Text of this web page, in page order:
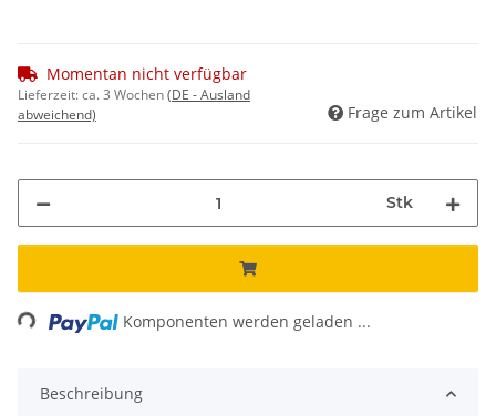
Momentan nicht verfügbar
Lieferzeit:ca. 3 Wochen(DE - Ausland
abweichend)
Frage zum Artikel
Stk
Komponenten werden geladen ...
Beschreibung